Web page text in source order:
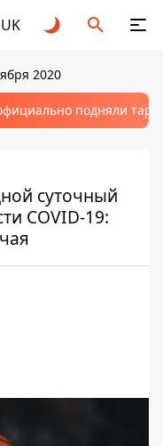
UK
2020
подняли
суточный
COVID-19: